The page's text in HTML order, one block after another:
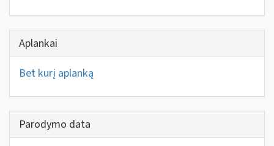
Aplankai
Bet kurį aplanką
Parodymo data